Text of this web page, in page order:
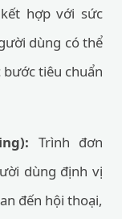
hợp với sức
dùng có thể
tiêu chuẩn
Trình đơn
dùng định vị
đến hội thoại,